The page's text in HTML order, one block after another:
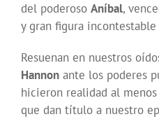
del poderoso Aníbal,
y gran figura
Resuenan en nuestros
Hannon ante los poderes
hicieron realidad al
que dan título a nuestro